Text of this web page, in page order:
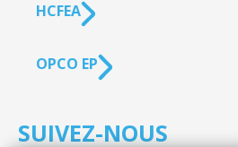
HCFEA
OPCO EP
SUIVEZ-NOUS